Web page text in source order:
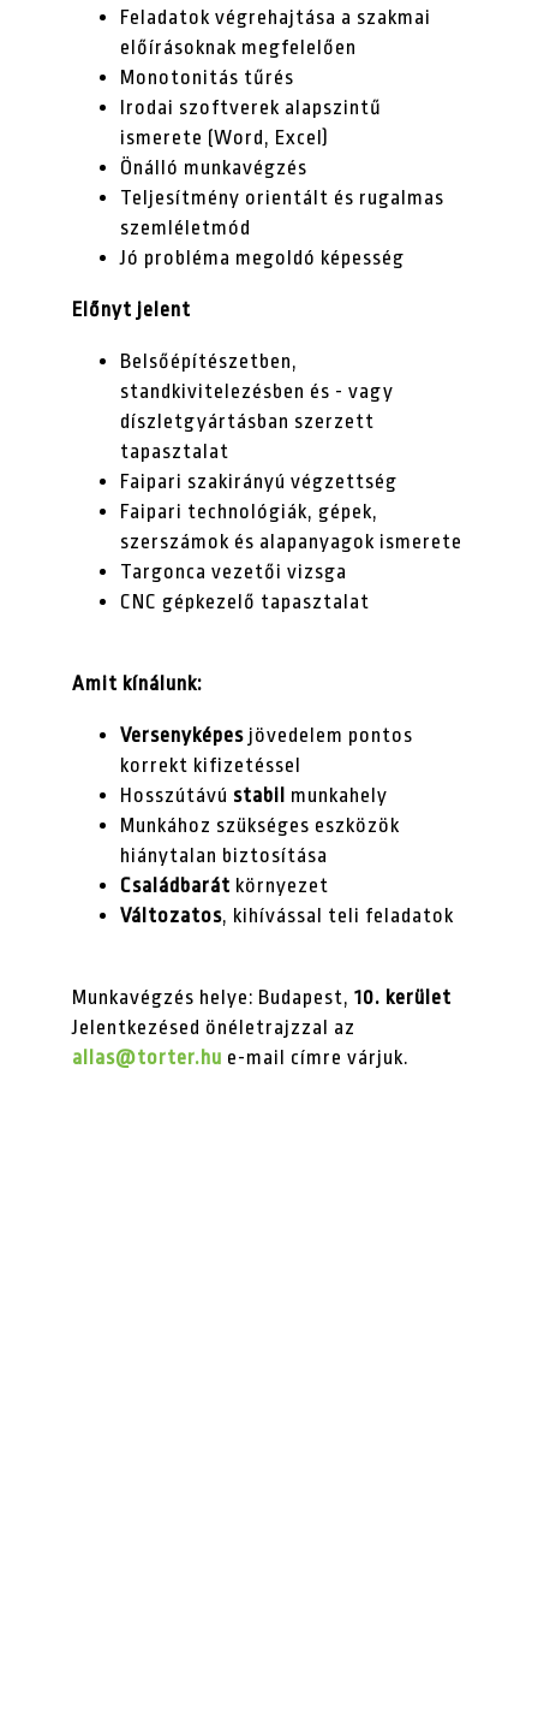
Feladatok végrehajtása a szakmai
előírásoknak megfelelően
Monotonitás tűrés
Irodai szoftverek alapszintű
ismerete (Word, Excel)
Önálló munkavégzés
Teljesítmény orientált és rugalmas
szemléletmód
Jó probléma megoldó képesség
Előnyt jelent
Belsőépítészetben,
standkivitelezésben és - vagy
díszletgyártásban szerzett
tapasztalat
Faipari szakirányú végzettség
Faipari technológiák, gépek,
szerszámok és alapanyagok ismerete
Targonca vezetői vizsga
CNC gépkezelő tapasztalat
Amit kínálunk:
Versenyképes jövedelem pontos
korrekt kifizetéssel
Hosszútávú stabil munkahely
Munkához szükséges eszközök
hiánytalan biztosítása
Családbarát környezet
Változatos, kihívással teli feladatok
Munkavégzés helye: Budapest, 10. kerület
Jelentkezésed önéletrajzzal az
allas@torter.hu e-mail címre várjuk.